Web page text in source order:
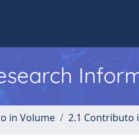
in Volume 2.1 Contributo